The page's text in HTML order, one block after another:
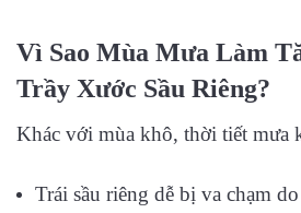
Vì Sao Mùa Mưa Làm
Trầy Xước Sầu Riêng?
Khác với mùa khô, thời tiết mưa
Trái sầu riêng dễ bị va chạm